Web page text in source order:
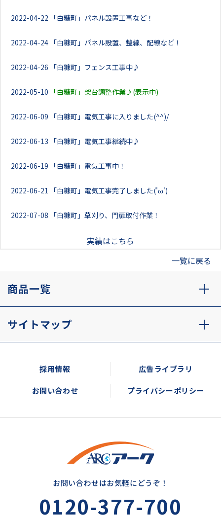
2022-04-22 「白糠町」パネル設置工事など！
2022-04-24 「白糠町」パネル設置、整線、配線など！
2022-04-26 「白糠町」フェンス工事中♪
2022-05-10 「白糠町」架台調整作業♪(表示中)
2022-06-09 「白糠町」電気工事に入りました(^^)/
2022-06-13 「白糠町」電気工事継続中♪
2022-06-19 「白糠町」電気工事中！
2022-06-21 「白糠町」電気工事完了しました('ω')
2022-07-08 「白糠町」草刈り、門扉取付作業！
実績はこちら
一覧に戻る
商品一覧
サイトマップ
採用情報 広告ライブラリ
お問い合わせ プライバシーポリシー
お問い合わせはお気軽にどうぞ！
0120-377-700